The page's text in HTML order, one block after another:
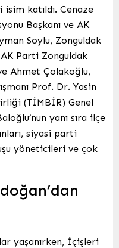
isim katıldı. Cenaze
Başkanı ve AK
Soylu, Zonguldak
Parti Zonguldak
Ahmet Çolakoğlu,
Prof. Dr. Yasin
(TİMBİR) Genel
yanı sıra ilçe
siyasi parti
yöneticileri ve çok
yaşanırken, İçişleri